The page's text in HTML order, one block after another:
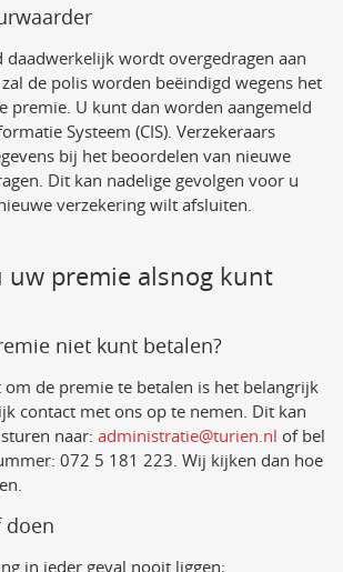
daadwerkelijk wordt overgedragen aan
de polis worden beëindigd wegens het
premie. U kunt dan worden aangemeld
Systeem (CIS). Verzekeraars
bij het beoordelen van nieuwe
Dit kan nadelige gevolgen voor u
verzekering wilt afsluiten.
uw premie alsnog kunt
niet kunt betalen?
de premie te betalen is het belangrijk
contact met ons op te nemen. Dit kan
naar: administratie@turien.nl of bel
072 5 181 223. Wij kijken dan hoe
doen
in ieder geval nooit liggen;